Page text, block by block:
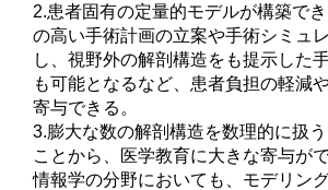
2.患者固有の定量的モデルが構築で
の高い手術計画の立案や手術シミュ
し、視野外の解剖構造をも提示した
も可能となるなど、患者負担の軽減
寄与できる。
3.膨大な数の解剖構造を数理的に扱
ことから、医学教育に大きな寄与が
情報学の分野においても、モデリン